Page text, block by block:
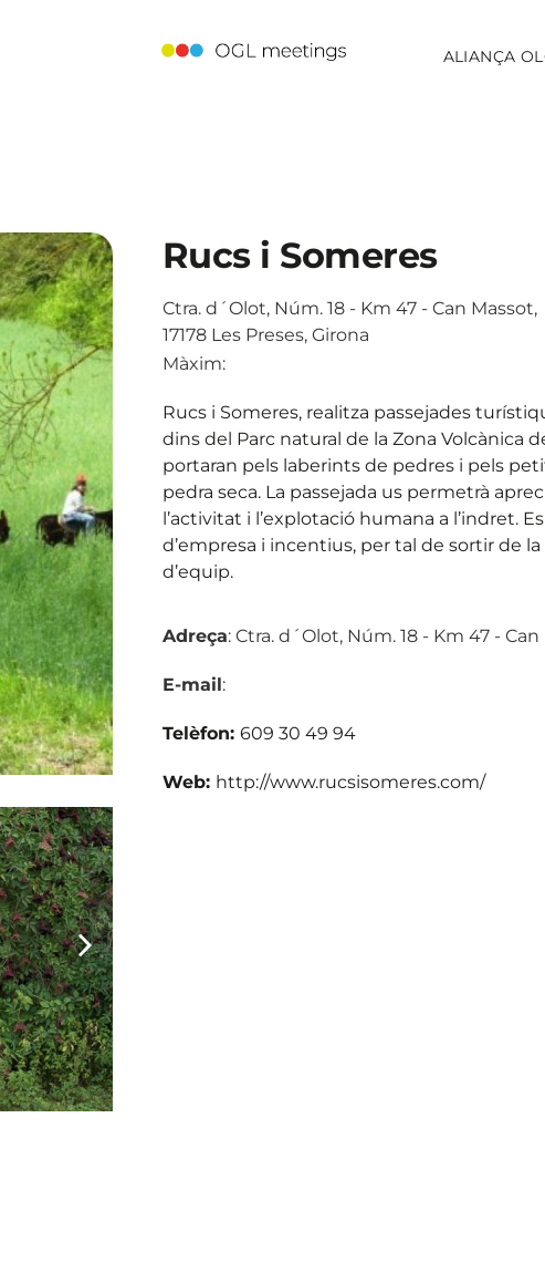
ALIANÇA
Rucs i Someres
Ctra. d´Olot, Núm. 18 - Km 47 - Can Massot,
17178 Les Preses, Girona
Màxim:
Rucs i Someres, realitza passejades
dins del Parc natural de la Zona Volcànica
portaran pels laberints de pedres i pels
pedra seca. La passejada us permetrà
l’activitat i l’explotació humana a l’indret.
d’empresa i incentius, per tal de sortir de
d’equip.
Adreça: Ctra. d´Olot, Núm. 18 - Km 47 - Can
E-mail:
Telèfon: 609 30 49 94
Web: http://www.rucsisomeres.com/